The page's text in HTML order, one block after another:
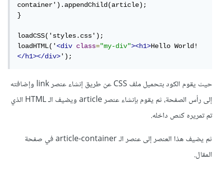
container').appendChild(article);
}
loadCSS('styles.css');
loadHTML('<div class="my-div"><h1>Hello World!
</h1></div>');
حيث يقوم الكود بتحميل ملف CSS عن طريق إنشاء عنصر link وإضافته
إلى رأس الصفحة، ثم يقوم بإنشاء عنصر article ويضيف الـ HTML الذي
تم تمريره كنص داخله.
ثم يضيف هذا العنصر إلى عنصر الـ article-container في صفحة
المقال.